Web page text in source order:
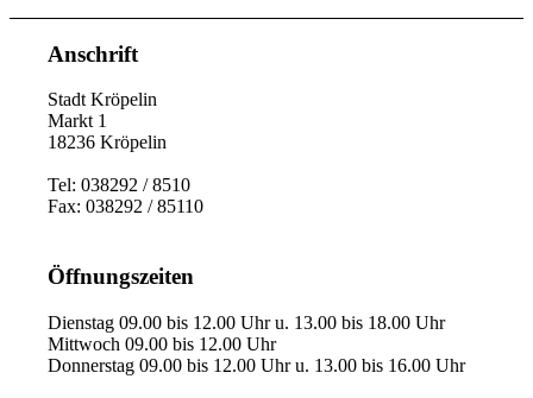
Anschrift
Stadt Kröpelin
Markt 1
18236 Kröpelin
Tel: 038292 / 8510
Fax: 038292 / 85110
Öffnungszeiten
Dienstag 09.00 bis 12.00 Uhr u. 13.00 bis 18.00 Uhr
Mittwoch 09.00 bis 12.00 Uhr
Donnerstag 09.00 bis 12.00 Uhr u. 13.00 bis 16.00 Uhr